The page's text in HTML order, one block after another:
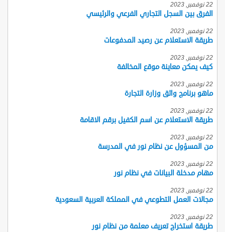
22 نوفمبر, 2023
الفرق بين السجل التجاري الفرعي والرئيسي
22 نوفمبر, 2023
طريقة الاستعلام عن رصيد المدفوعات
22 نوفمبر, 2023
كيف يمكن معاينة موقع المخالفة
22 نوفمبر, 2023
ماهو برنامج واثق وزارة التجارة
22 نوفمبر, 2023
طريقة الاستعلام عن اسم الكفيل برقم الاقامة
22 نوفمبر, 2023
من المسؤول عن نظام نور في المدرسة
22 نوفمبر, 2023
مهام مدخلة البيانات في نظام نور
22 نوفمبر, 2023
مجالات العمل التطوعي في المملكة العربية السعودية
22 نوفمبر, 2023
طريقة استخراج تعريف معلمة من نظام نور